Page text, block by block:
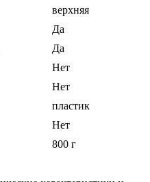
верхняя
Да
Да
Нет
Нет
пластик
Нет
800 г